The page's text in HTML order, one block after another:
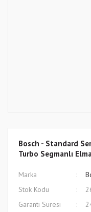
Bosch - Standard
Turbo Segmanlı
Marka
Stok Kodu
Garanti Süresi